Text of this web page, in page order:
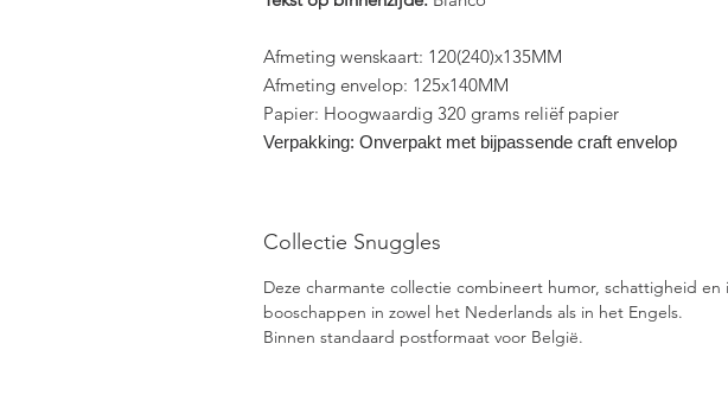
Afmeting wenskaart: 120(240)x135MM
Afmeting envelop: 125x140MM
Papier: Hoogwaardig 320 grams reliëf papier
Verpakking: Onverpakt met bijpassende craft envelop
Collectie Snuggles
Deze charmante collectie combineert humor, schattigheid en
booschappen in zowel het Nederlands als in het Engels.
Binnen standaard postformaat voor België.